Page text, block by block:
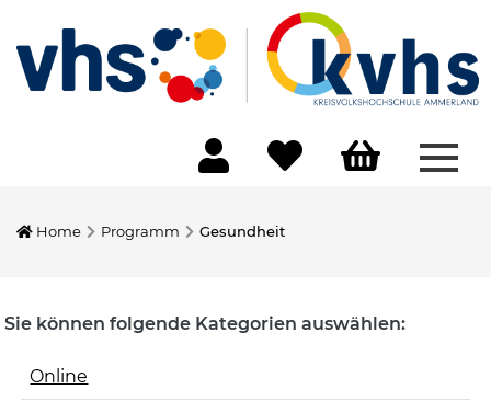
Home Programm Gesundheit
Sie können folgende Kategorien auswählen:
Online